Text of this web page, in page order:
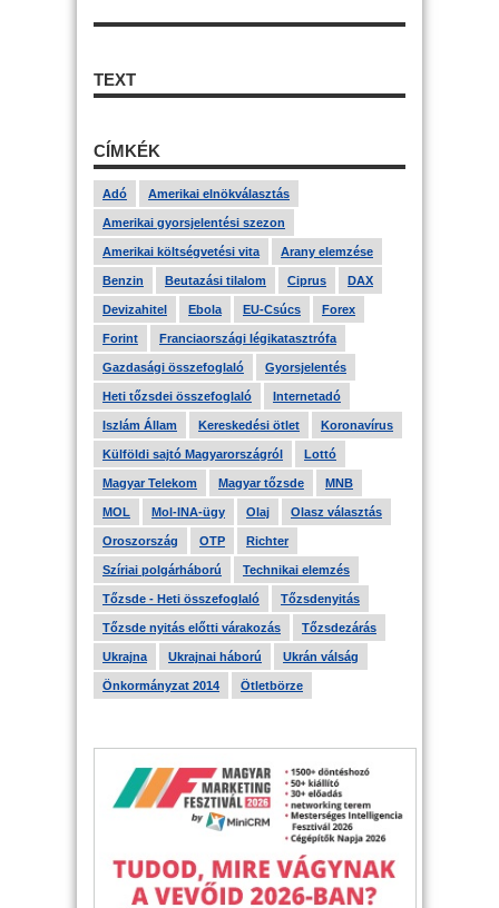
TEXT
CÍMKÉK
Adó Amerikai elnökválasztás
Amerikai gyorsjelentési szezon
Amerikai költségvetési vita Arany elemzése
Benzin Beutazási tilalom Ciprus DAX
Devizahitel Ebola EU-Csúcs Forex
Forint Franciaországi légikatasztrófa
Gazdasági összefoglaló Gyorsjelentés
Heti tőzsdei összefoglaló Internetadó
Iszlám Állam Kereskedési ötlet Koronavírus
Külföldi sajtó Magyarországról Lottó
Magyar Telekom Magyar tőzsde MNB
MOL Mol-INA-ügy Olaj Olasz választás
Oroszország OTP Richter
Szíriai polgárháború Technikai elemzés
Tőzsde - Heti összefoglaló Tőzsdenyitás
Tőzsde nyitás előtti várakozás Tőzsdezárás
Ukrajna Ukrajnai háború Ukrán válság
Önkormányzat 2014 Ötletbörze